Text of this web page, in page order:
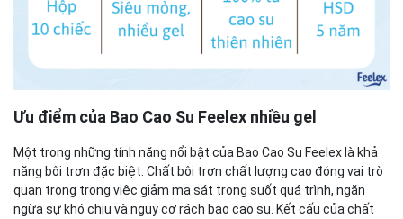
Ưu điểm của Bao Cao Su Feelex nhiều gel
Một trong những tính năng nổi bật của Bao Cao Su Feelex là khả
năng bôi trơn đặc biệt. Chất bôi trơn chất lượng cao đóng vai trò
quan trọng trong việc giảm ma sát trong suốt quá trình, ngăn
ngừa sự khó chịu và nguy cơ rách bao cao su. Kết cấu của chất